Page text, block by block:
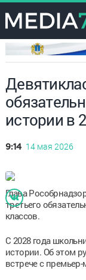
истории в
9:14 14 мая 2026
Глава
третьего
классов.
С 2028 года
истории. Об этом
встрече с